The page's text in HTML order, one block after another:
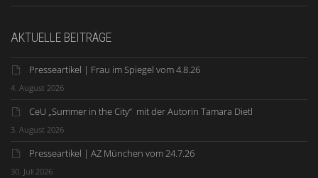
AKTUELLE BEITRÄGE
Presseartikel | Frau im Spiegel vom 4.8.26
4. August 2026
CeU „Summer in the City“ mit der Autorin Tamara Dietl
3. August 2026
Presseartikel | AZ München vom 24.7.26
30. Juli 2026